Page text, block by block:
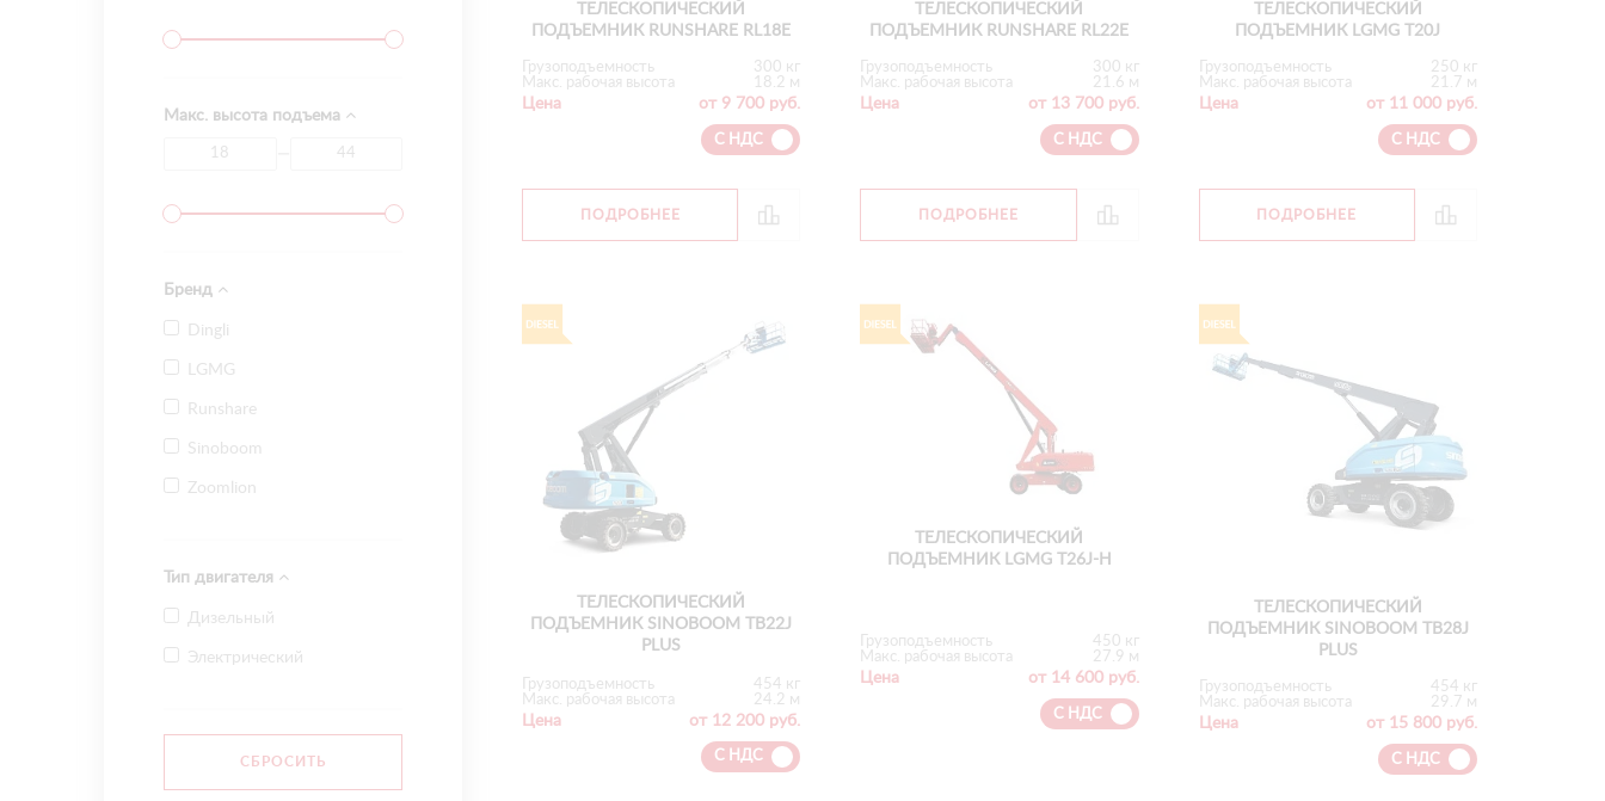
Макс. высота подъема
Бренд
Dingli
LGMG
Runshare
Sinoboom
Zoomlion
Тип двигателя
Дизельный
Электрический
ТЕЛЕСКОПИЧЕСКИЙ
ПОДЪЕМНИК RUNSHARE RL18E
Грузоподъемность
300 кг
Макс. рабочая высота
18.2 м
Цена от 9 700 руб.
С НДС
ПОДРОБНЕЕ
ТЕЛЕСКОПИЧЕСКИЙ
ПОДЪЕМНИК RUNSHARE RL22E
Грузоподъемность
300 кг
Макс. рабочая высота
21.6 м
Цена от 13 700 руб.
С НДС
ПОДРОБНЕЕ
ТЕЛЕСКОПИЧЕСКИЙ
ПОДЪЕМНИК LGMG T20J
Грузоподъемность
250 кг
Макс. рабочая высота
21.7 м
Цена от 11 000 руб.
С НДС
ПОДРОБНЕЕ
ТЕЛЕСКОПИЧЕСКИЙ
ПОДЪЕМНИК SINOBOOM TB22J
PLUS
Грузоподъемность
454 кг
Макс. рабочая высота
24.2 м
Цена от 12 200 руб.
С НДС
ТЕЛЕСКОПИЧЕСКИЙ
ПОДЪЕМНИК LGMG T26J-H
Грузоподъемность
450 кг
Макс. рабочая высота
27.9 м
Цена от 14 600 руб.
С НДС
ТЕЛЕСКОПИЧЕСКИЙ
ПОДЪЕМНИК SINOBOOM TB28J
PLUS
Грузоподъемность
454 кг
Макс. рабочая высота
29.7 м
Цена от 15 800 руб.
С НДС